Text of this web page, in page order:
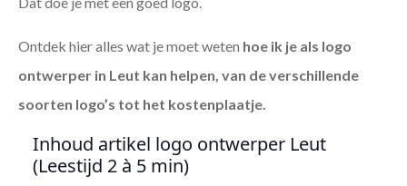
Ontdek hier alles wat je moet weten hoe ik je als logo
ontwerper in Leut kan helpen, van de verschillende
soorten logo’s tot het kostenplaatje.
Inhoud artikel logo ontwerper Leut
(Leestijd 2 à 5 min)